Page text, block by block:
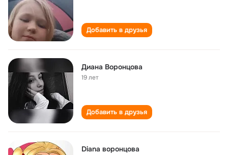
Добавить в друзья
Диана Воронцова
19 лет
Добавить в друзья
Diana воронцова